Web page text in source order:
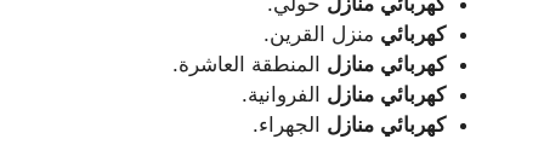
كهربائي منزل القرين.
كهربائي منازل المنطقة العاشرة.
كهربائي منازل الفروانية.
كهربائي منازل الجهراء.